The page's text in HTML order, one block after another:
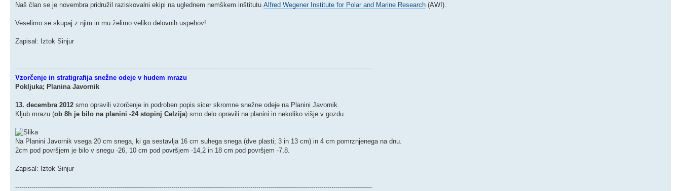
Naš član se je novembra pridružil raziskovalni ekipi na uglednem nemškem inštitutu Alfred Wegener Institute for Polar and Marine Research (AWI).
Veselimo se skupaj z njim in mu želimo veliko delovnih uspehov!
Zapisal: Iztok Sinjur
--------------------------------------------------------------------------------------------------------------------------------------------------------------------------------
Vzorčenje in stratigrafija snežne odeje v hudem mrazu
Pokljuka; Planina Javornik
13. decembra 2012 smo opravili vzorčenje in podroben popis sicer skromne snežne odeje na Planini Javornik.
Kljub mrazu (ob 8h je bilo na planini -24 stopinj Celzija) smo delo opravili na planini in nekoliko višje v gozdu.
Na Planini Javornik vsega 20 cm snega, ki ga sestavlja 16 cm suhega snega (dve plasti; 3 in 13 cm) in 4 cm pomrznjenega na dnu.
2cm pod površjem je bilo v snegu -26, 10 cm pod površjem -14,2 in 18 cm pod površjem -7,8.
Zapisal: Iztok Sinjur
--------------------------------------------------------------------------------------------------------------------------------------------------------------------------------